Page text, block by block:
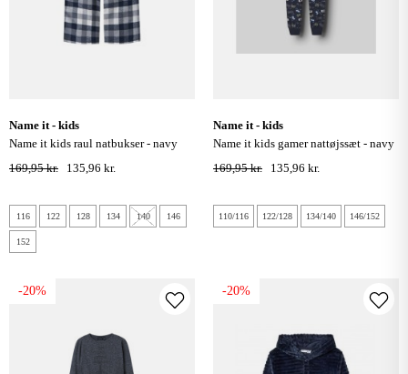
name it - kids
name it kids raul natbukser - navy
blazer
169,95 kr. 135,96 kr.
116 122 128 134 140 146
152
name it - kids
name it kids gamer nattøjssæt - navy
blazer
169,95 kr. 135,96 kr.
110/116 122/128 134/140 146/152
-20% -20%